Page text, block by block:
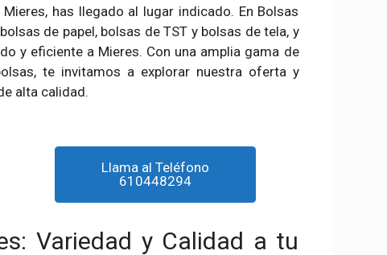
has llegado al lugar indicado. En Bolsas
de papel, bolsas de TST y bolsas de tela, y
y eficiente a Mieres. Con una amplia gama de
te invitamos a explorar nuestra oferta y
alta calidad.
Llama al Teléfono
610448294
Variedad y Calidad a tu